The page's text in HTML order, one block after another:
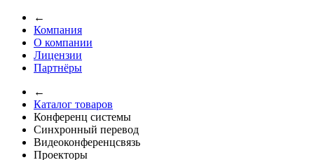
←
Компания
О компании
Лицензии
Партнёры
←
Каталог товаров
Конференц системы
Синхронный перевод
Видеоконференцсвязь
Проекторы